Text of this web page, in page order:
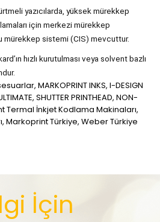
yazıcılarda, yüksek mürekkep
için merkezi mürekkep
mürekkep sistemi (CIS) mevcuttur.
hızlı kurutulması veya solvent bazlı
, MARKOPRINT INKS, I-DESIGN
, SHUTTER PRINTHEAD, NON-
Termal İnkjet Kodlama Makinaları,
, Markoprint Türkiye, Weber Türkiye
İçin